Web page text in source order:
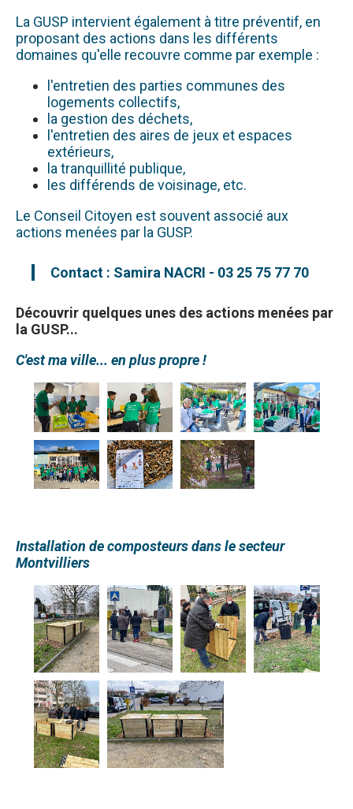
La GUSP intervient également à titre préventif, en
proposant des actions dans les différents
domaines qu'elle recouvre comme par exemple :
l'entretien des parties communes des
logements collectifs,
la gestion des déchets,
l'entretien des aires de jeux et espaces
extérieurs,
la tranquillité publique,
les différends de voisinage, etc.
Le Conseil Citoyen est souvent associé aux
actions menées par la GUSP.
Contact : Samira NACRI - 03 25 75 77 70
Découvrir quelques unes des actions menées par
la GUSP...
C'est ma ville... en plus propre !
Installation de composteurs dans le secteur
Montvilliers